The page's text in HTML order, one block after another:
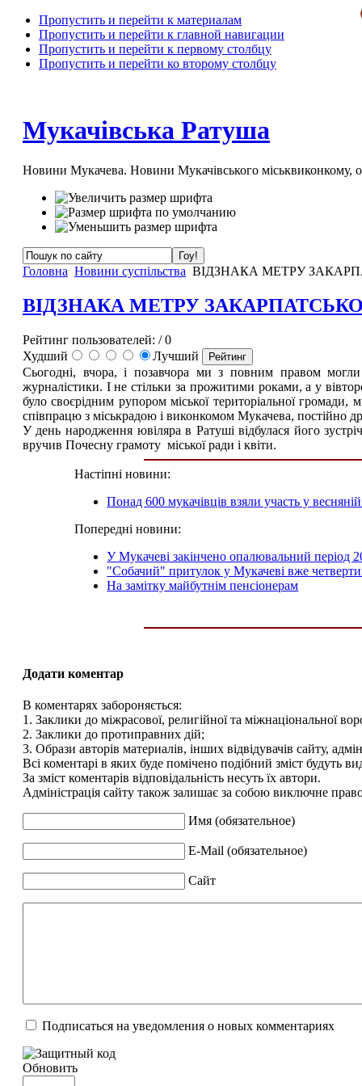
Пропустить и перейти к материалам
Пропустить и перейти к главной навигации
Пропустить и перейти к первому столбцу
Пропустить и перейти ко второму столбцу
Мукачівська Ратуша
Новини Мукачева. Новини Мукачівського міськвиконкому,
Головна Новини суспільства ВІДЗНАКА МЕТРУ
ВІДЗНАКА МЕТРУ
Рейтинг пользователей: / 0
Худший
Лучший
Сьогодні, вчора, і позавчора ми з повним правом могли
журналістики. І не стільки за прожитими роками, а у
було своєрідним рупором міської територіальної
співпрацю з міськрадою і виконкомом Мукачева, постійно
У день народження ювіляра в Ратуші відбулася його
вручив Почесну грамоту міської ради і квіти.
Настіпні новини:
Понад 600 мукачівців взяли участь у
Попередні новини:
У Мукачеві закінчено опалювальний період
"Собачий" притулок у Мукачеві вже
На замітку майбутнім пенсіонерам
Додати коментар
В коментарях забороняється:
1. Заклики до міжрасової, религійної та міжнаціональної
2. Заклики до протиправних дій;
3. Образи авторів материалів, інших відвідувачів сайту,
Всі коментарі в яких буде помічено подібний зміст будуть
За зміст коментарів відповідальність несуть їх автори.
Адміністрація сайту також залишає за собою виключне
Имя (обязательное)
E-Mail (обязательное)
Сайт
Подписаться на уведомления о новых комментариях
Обновить